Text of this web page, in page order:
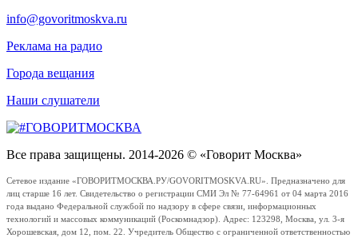
info@govoritmoskva.ru
Реклама на радио
Города вещания
Наши слушатели
Все права защищены. 2014-2026 © «Говорит Москва»
Сетевое издание «ГОВОРИТМОСКВА.РУ/GOVORITMOSKVA.RU». Предназначено для
лиц старше 16 лет. Свидетельство о регистрации СМИ Эл № 77-64961 от 04 марта 2016
года выдано Федеральной службой по надзору в сфере связи, информационных
технологий и массовых коммуникаций (Роскомнадзор). Адрес: 123298, Москва, ул. 3-я
Хорошевская, дом 12, пом. 22. Учредитель Общество с ограниченной ответственностью